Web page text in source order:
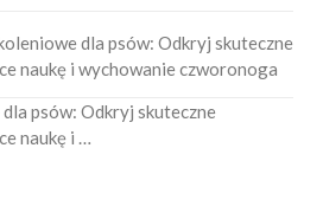
dla psów: Odkryj skuteczne
naukę i wychowanie czworonoga
psów: Odkryj skuteczne
naukę i …